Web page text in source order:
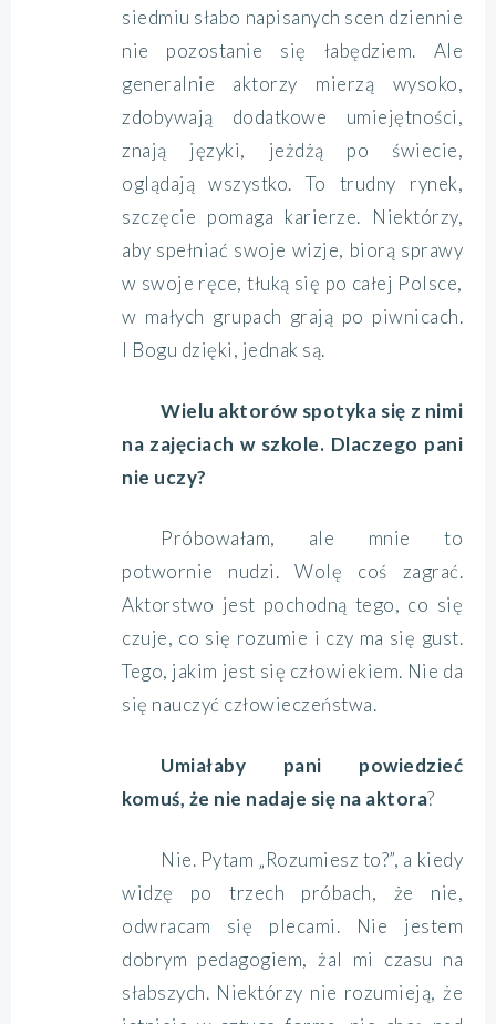
siedmiu słabo napisanych scen dziennie
nie pozostanie się łabędziem. Ale
generalnie aktorzy mierzą wysoko,
zdobywają dodatkowe umiejętności,
znają języki, jeżdżą po świecie,
oglądają wszystko. To trudny rynek,
szczęcie pomaga karierze. Niektórzy,
aby spełniać swoje wizje, biorą sprawy
w swoje ręce, tłuką się po całej Polsce,
w małych grupach grają po piwnicach.
I Bogu dzięki, jednak są.
Wielu aktorów spotyka się z nimi
na zajęciach w szkole. Dlaczego pani
nie uczy?
Próbowałam, ale mnie to
potwornie nudzi. Wolę coś zagrać.
Aktorstwo jest pochodną tego, co się
czuje, co się rozumie i czy ma się gust.
Tego, jakim jest się człowiekiem. Nie da
się nauczyć człowieczeństwa.
Umiałaby pani powiedzieć
komuś, że nie nadaje się na aktora?
Nie. Pytam „Rozumiesz to?”, a kiedy
widzę po trzech próbach, że nie,
odwracam się plecami. Nie jestem
dobrym pedagogiem, żal mi czasu na
słabszych. Niektórzy nie rozumieją, że